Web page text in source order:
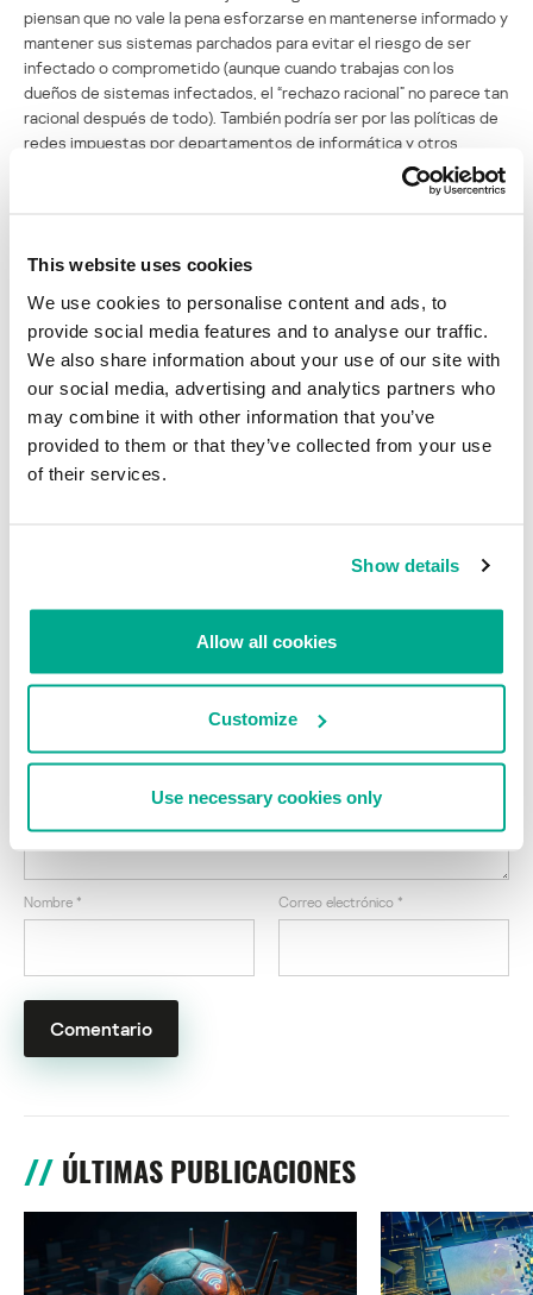
This website uses cookies
We use cookies to personalise content and ads, to
provide social media features and to analyse our traffic.
We also share information about your use of our site with
our social media, advertising and analytics partners who
may combine it with other information that you’ve
provided to them or that they’ve collected from your use
of their services.
Show details
Allow all cookies
Customize
Use necessary cookies only
piensan que no vale la pena esforzarse en mantenerse informado y
mantener sus sistemas parchados para evitar el riesgo de ser
infectado o comprometido (aunque cuando trabajas con los
dueños de sistemas infectados, el “rechazo racional” no parece tan
racional después de todo). También podría ser por las políticas de
redes impuestas por departamentos de informática y otros
grupos. O tal vez ignorancia sobre las necesidades de seguridad
existentes y las formas de mantener los programas organizados y
sistemas de sus usuarios. Lo más probable es que el problema sea
en realidad una mezcla de todas estas razones.
Los cibercriminales hacen que su programa sea más complejo
cuando lo necesitan, el hecho de que aumenten la complejidad de
sus “herramientas de apoyo” como componentes rootkit mientras
simplifican los métodos de distribución demuestra que no se están
empleando de la mejor manera las soluciones para prevenir
ataques “drive-by” e infecciones de malware.
actuales en el ecosistema de los antivirus
fraudulentos y scareware
Su dirección de correo electrónico no será publicada. Los
campos obligatorios están marcados con
Nombre * Correo electrónico *
ÚLTIMAS PUBLICACIONES